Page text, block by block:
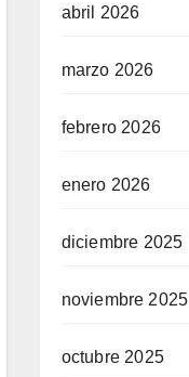
abril 2026
marzo 2026
febrero 2026
enero 2026
diciembre 2025
noviembre 2025
octubre 2025